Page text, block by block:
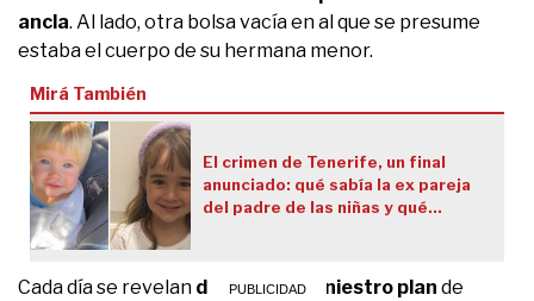
ancla. Al lado, otra bolsa vacía en al que se presume
estaba el cuerpo de su hermana menor.
Mirá También
El crimen de Tenerife, un final
anunciado: qué sabía la ex pareja
del padre de las niñas y qué
Cada día se revelan detalles del siniestro plan de